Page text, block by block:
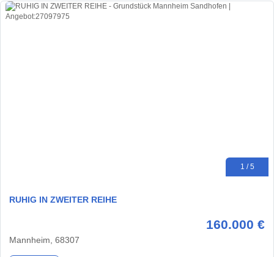
1 / 5
RUHIG IN ZWEITER REIHE
160.000 €
Mannheim, 68307